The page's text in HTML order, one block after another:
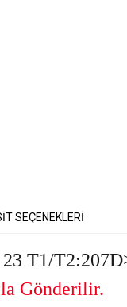
SEÇENEKLERİ
T1/
Gönderilir.